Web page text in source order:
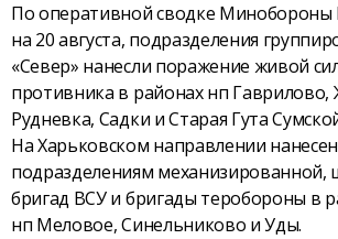
По оперативной сводке Минобороны
на 20 августа, подразделения
«Север» нанесли поражение живой
противника в районах нп Гаврилово,
Рудневка, Садки и Старая Гута
На Харьковском направлении
подразделениям механизированной,
бригад ВСУ и бригады теробороны в
нп Меловое, Синельниково и Уды.